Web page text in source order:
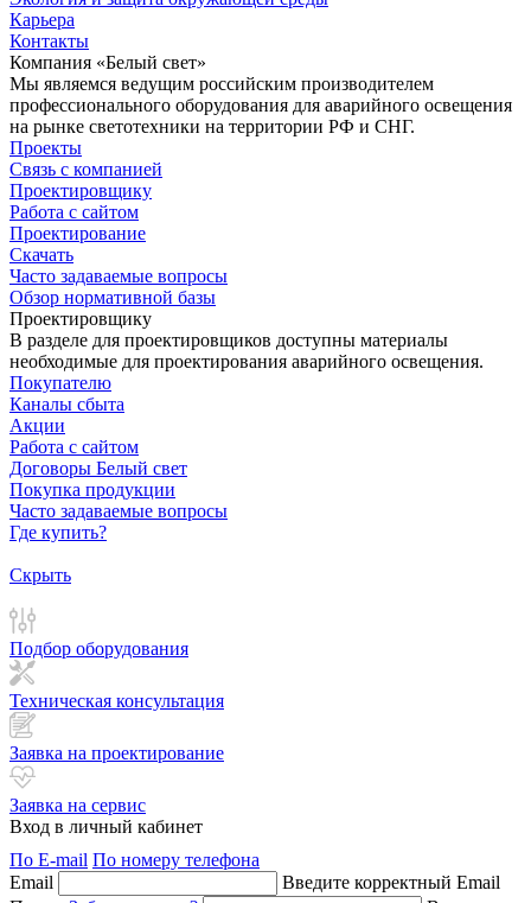
Карьера
Контакты
Компания «Белый свет»
Мы являемся ведущим российским производителем
профессионального оборудования для аварийного освещения
на рынке светотехники на территории РФ и СНГ.
Проекты
Связь с компанией
Проектировщику
Работа с сайтом
Проектирование
Скачать
Часто задаваемые вопросы
Обзор нормативной базы
Проектировщику
В разделе для проектировщиков доступны материалы
необходимые для проектирования аварийного освещения.
Покупателю
Каналы сбыта
Акции
Работа с сайтом
Договоры Белый свет
Покупка продукции
Часто задаваемые вопросы
Где купить?
Скрыть
Подбор оборудования
Техническая консультация
Заявка на проектирование
Заявка на сервис
Вход в личный кабинет
По E-mail По номеру телефона
Email
Введите корректный Email